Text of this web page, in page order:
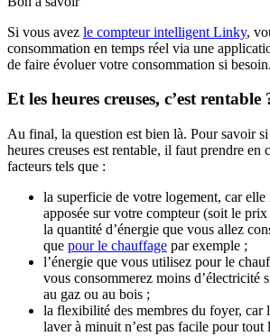
Si vous avez le compteur intelligent Linky,
consommation en temps réel via une
de faire évoluer votre consommation si besoin.
Et les heures creuses, c’est rentable
Au final, la question est bien là. Pour savoir
heures creuses est rentable, il faut prendre en
facteurs tels que :
la superficie de votre logement, car elle
apposée sur votre compteur (soit le prix
la quantité d’énergie que vous allez
que pour le chauffage par exemple ;
l’énergie que vous utilisez pour le
vous consommerez moins d’électricité
au gaz ou au bois ;
la flexibilité des membres du foyer, car
laver à minuit n’est pas facile pour tout